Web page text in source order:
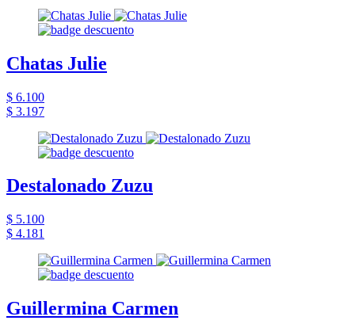
Chatas Julie
$ 6.100
$ 3.197
Destalonado Zuzu
$ 5.100
$ 4.181
Guillermina Carmen